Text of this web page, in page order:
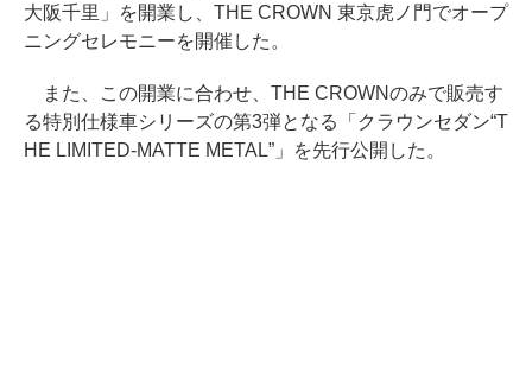
大阪千里」を開業し、THE CROWN 東京虎ノ門でオープ
ニングセレモニーを開催した。
また、この開業に合わせ、THE CROWNのみで販売す
る特別仕様車シリーズの第3弾となる「クラウンセダン“T
HE LIMITED-MATTE METAL”」を先行公開した。